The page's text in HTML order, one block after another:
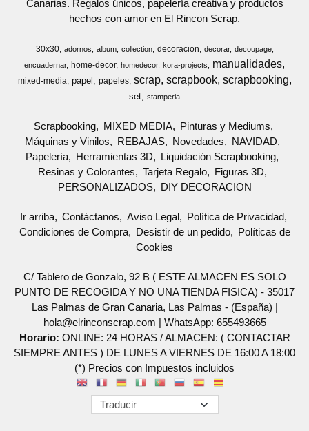
Canarias. Regalos únicos, papelería creativa y productos
hechos con amor en El Rincon Scrap.
30x30 adornos album collection decoracion decorar
decoupage
encuadernar home-decor homedecor kora-projects manualidades
mixed-media papel papeles scrap scrapbook scrapbooking
set stamperia
Scrapbooking MIXED MEDIA
Pinturas y Mediums
Máquinas y Vinilos
REBAJAS Novedades
NAVIDAD
Papelería
Herramientas 3D
Liquidación Scrapbooking
Resinas y Colorantes
Tarjeta Regalo
Figuras 3D
PERSONALIZADOS
DIY DECORACION
Ir arriba Contáctanos Aviso Legal
Política de Privacidad
Condiciones de Compra
Desistir de un pedido
Políticas de
Cookies
C/ Tablero de Gonzalo, 92 B ( ESTE ALMACEN ES SOLO
PUNTO DE RECOGIDA Y NO UNA TIENDA FISICA) - 35017
Las Palmas de Gran Canaria, Las Palmas - (España) |
hola@elrinconscrap.com | WhatsApp: 655493665
Horario: ONLINE: 24 HORAS / ALMACEN: ( CONTACTAR
SIEMPRE ANTES ) DE LUNES A VIERNES DE 16:00 A 18:00
(*) Precios con Impuestos incluidos